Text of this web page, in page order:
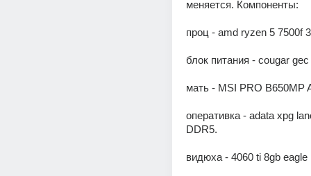
меняется. Компоненты:
проц - amd ryzen 5 7500f
блок питания - cougar
мать - MSI PRO B650MP
оперативка - adata xpg
DDR5.
видюха - 4060 ti 8gb eagle